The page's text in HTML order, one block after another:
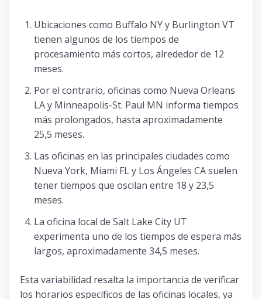
Ubicaciones como Buffalo NY y Burlington VT
tienen algunos de los tiempos de
procesamiento más cortos, alrededor de 12
meses.
Por el contrario, oficinas como Nueva Orleans
LA y Minneapolis-St. Paul MN informa tiempos
más prolongados, hasta aproximadamente
25,5 meses.
Las oficinas en las principales ciudades como
Nueva York, Miami FL y Los Ángeles CA suelen
tener tiempos que oscilan entre 18 y 23,5
meses.
La oficina local de Salt Lake City UT
experimenta uno de los tiempos de espera más
largos, aproximadamente 34,5 meses.
Esta variabilidad resalta la importancia de verificar
los horarios específicos de las oficinas locales, ya